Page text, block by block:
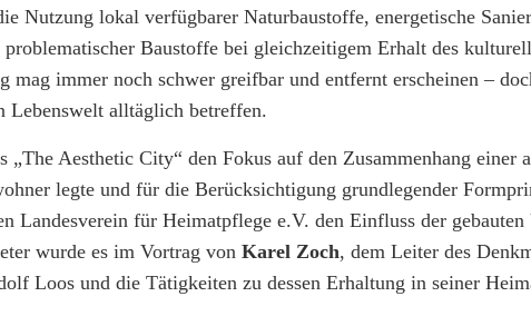
Nutzung lokal verfügbarer Naturbaustoffe, energetische
Baustoffe bei gleichzeitigem Erhalt des
mag immer noch schwer greifbar und entfernt erscheinen –
Lebenswelt alltäglich betreffen.
„The Aesthetic City“ den Fokus auf den Zusammenhang einer
legte und für die Berücksichtigung grundlegender
Landesverein für Heimatpflege e.V. den Einfluss der gebauten
wurde es im Vortrag von Karel Zoch, dem Leiter des
Loos und die Tätigkeiten zu dessen Erhaltung in seiner